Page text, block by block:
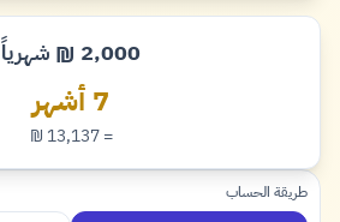
2,000
شيكل
₪ شهرياً
7 أشهر
= 13,137 شيكل
₪
طريقة الحساب